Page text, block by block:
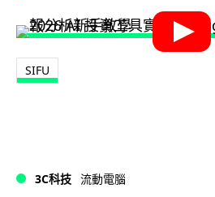
SIFU
3C科技 流動電腦